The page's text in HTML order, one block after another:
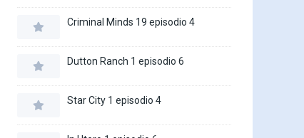
Criminal Minds 19 episodio 4
Dutton Ranch 1 episodio 6
Star City 1 episodio 4